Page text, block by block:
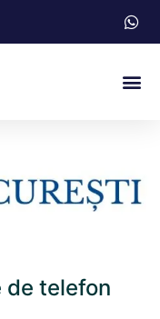
de telefon